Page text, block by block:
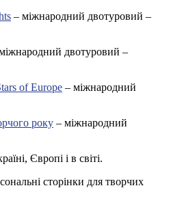
– міжнародний двотуровий –
двотуровий –
of Europe – міжнародний
року – міжнародний
Європі і в світі.
сторінки для творчих